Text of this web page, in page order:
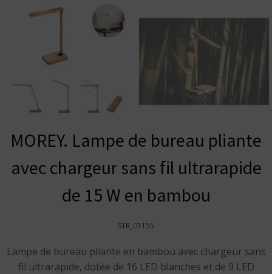
MOREY. Lampe de bureau pliante
avec chargeur sans fil ultrarapide
de 15 W en bambou
STR_01155
Lampe de bureau pliante en bambou avec chargeur sans
fil ultrarapide, dotée de 16 LED blanches et de 9 LED